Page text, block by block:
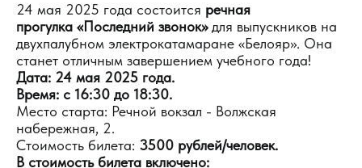
24 мая 2025 года состоится речная
прогулка «Последний звонок»для выпускников на
двухпалубном электрокатамаране «Белояр». Она
станет отличным завершением учебного года!
Дата: 24 мая 2025 года.
Время: с 16:30 до 18:30.
Место старта: Речной вокзал - Волжская
набережная, 2.
Стоимость билета: 3500 рублей/человек.
В стоимость билета включено: